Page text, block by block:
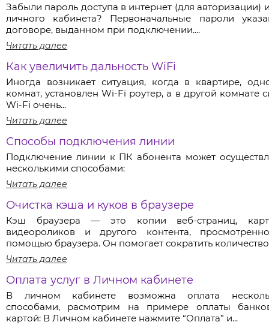
Забыли пароль доступа в интернет (для авторизации)
личного кабинета? Первоначальные пароли
договоре, выданном при подключении....
Читать далее
Как увеличить дальность WiFi
Иногда возникает ситуация, когда в квартире,
комнат, установлен Wi-Fi роутер, а в другой комнате
Wi-Fi очень...
Читать далее
Способы подключения линии
Подключение линии к ПК абонента может
несколькими способами:
Читать далее
Очистка кэша и куков в браузере
Кэш браузера — это копии веб-страниц,
видеороликов и другого контента,
помощью браузера. Он помогает сократить
Читать далее
Оплата услуг в Личном кабинете
В личном кабинете возможна оплата
способами, расмотрим на примере оплаты
картой: В Личном кабинете нажмите “Оплата” и...